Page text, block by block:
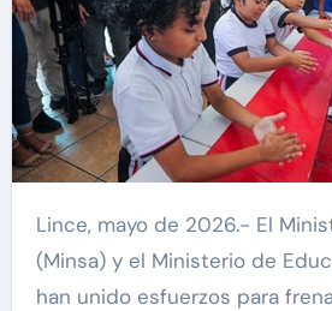
Lince, mayo de 2026.- El Ministerio de Salud
(Minsa) y el Ministerio de
han unido esfuerzos para